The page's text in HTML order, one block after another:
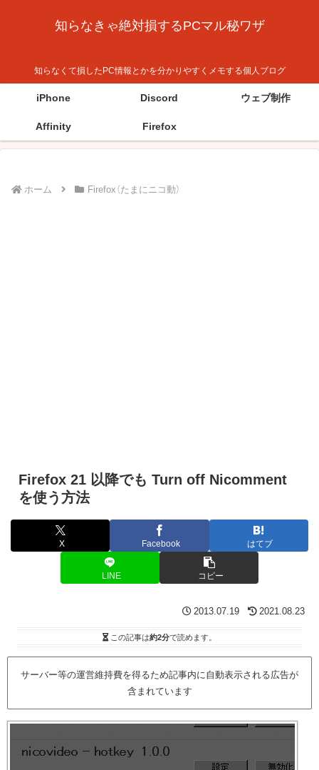
知らなきゃ絶対損するPCマル秘ワザ
知らなくて損したPC情報とかを分かりやすくメモする個人ブログ
iPhone Discord ウェブ制作
Affinity Firefox
ホーム Firefox（たまにニコ動）
Firefox 21 以降でも Turn off Nicomment
を使う方法
X Facebook はてブ
LINE コピー
2013.07.19 2021.08.23
この記事は約2分で読めます。
サーバー等の運営維持費を得るため記事内に自動表示される広告が
含まれています